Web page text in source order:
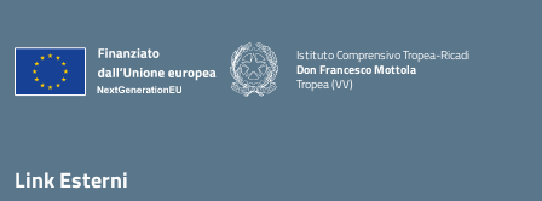
Istituto Comprensivo Tropea-Ricadi
Don Francesco Mottola
Tropea (VV)
— Visita la pagina iniziale della scuola
Link Esterni